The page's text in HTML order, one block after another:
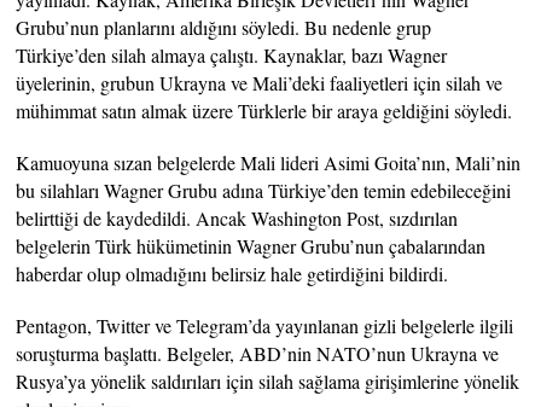
Grubu’nun planlarını aldığını söyledi. Bu nedenle grup
Türkiye’den silah almaya çalıştı. Kaynaklar, bazı Wagner
üyelerinin, grubun Ukrayna ve Mali’deki faaliyetleri için silah ve
mühimmat satın almak üzere Türklerle bir araya geldiğini söyledi.
Kamuoyuna sızan belgelerde Mali lideri Asimi Goita’nın, Mali’nin
bu silahları Wagner Grubu adına Türkiye’den temin edebileceğini
belirttiği de kaydedildi. Ancak Washington Post, sızdırılan
belgelerin Türk hükümetinin Wagner Grubu’nun çabalarından
haberdar olup olmadığını belirsiz hale getirdiğini bildirdi.
Pentagon, Twitter ve Telegram’da yayınlanan gizli belgelerle ilgili
soruşturma başlattı. Belgeler, ABD’nin NATO’nun Ukrayna ve
Rusya’ya yönelik saldırıları için silah sağlama girişimlerine yönelik